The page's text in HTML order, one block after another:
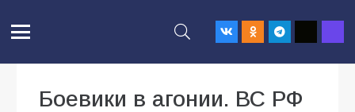
Боевики в агонии. ВС РФ